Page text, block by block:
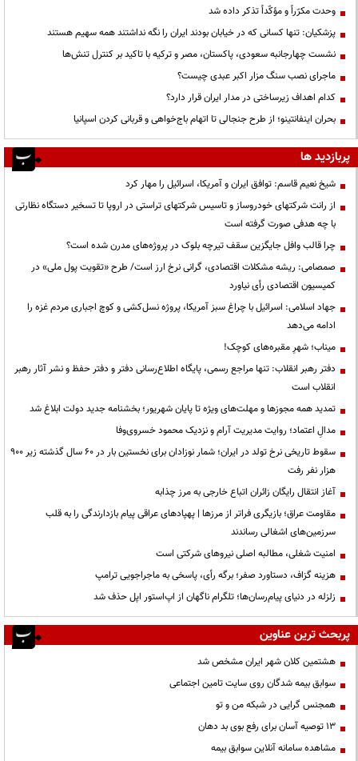
وحدت مکرّراً و مؤکّداً تذکر داده شد
پزشکیان: تنها کسانی که در خیابان بودند ایران را نگه نداشتند همه سهیم هستند
نشست چهارجانبه سعودی، پاکستان، مصر و ترکیه با تاکید بر کنترل تنش‌ها
ماجرای نصب سنگ مزار اکبر عبدی چیست؟
کدام اهداف زیرساختی در مدار ایران قرار دارد؟
بحران اینفانتینو؛ از طرح جنجالی تا اتهام باج‌خواهی و قربانی کردن اسپانیا
پربازدید ها
شیخ نعیم قاسم: توافق ایران و آمریکا، اسرائیل را مهار کرد
از رانت‌ شرکتهای خودروساز و تاسیس شرکتهای تراستی در اروپا تا تسخیر دستگاه نظارتی
با چه هدفی صورت گرفته است
چرا قالب وافل جایگزین سقف تیرچه بلوک در پروژه‌های مدرن شده است؟
صمصامی: ریشه مشکلات اقتصادی، گرانی نرخ ارز است/ طرح «تقویت پول ملی» در
کمیسیون اقتصادی رأی نیاورد
جهاد اسلامی: اسرائیل با چراغ سبز آمریکا، پروژه نسل‌کشی و کوچ اجباری مردم غزه را
ادامه می‌دهد
میناب؛ شهرِ مقبره‌های کوچک!
دفتر رهبر انقلاب: تنها مراجع رسمی، پایگاه اطلاع‌رسانی دفتر و دفتر حفظ و نشر آثار رهبر
انقلاب است
تمدید همه مجوزها و مهلت‌های ویژه تا پایان شهریور؛ بخشنامه جدید دولت ابلاغ شد
مدالِ اعتماد؛ روایت مدیریت آرام و نزدیک محمود خسروی‌وفا
سقوط تاریخی نرخ تولد در ایران؛ شمار نوزادان برای نخستین بار در ۶۰ سال گذشته زیر ۹۰۰
هزار نفر رفت
آغاز انتقال رایگان زائران اتباع خارجی به مرز چذابه
مقاومت عراق؛ بازیگری فراتر از مرزها | پهپادهای عراقی پیام بازدارندگی را به قلب
سرزمین‌های اشغالی رساندند
‌امنیت شغلی، مطالبه اصلی نیروهای شرکتی است
هزینه گزاف، دستاورد صفر؛ برگه رأی، پاسخی به ماجراجویی ترامپ
زلزله در دنیای پیام‌رسان‌ها؛ تلگرام ناگهان از اپ‌استور اپل حذف شد
پربحث ترین عناوین
هشتمین کلان شهر ایران مشخص شد
سوابق بیمه شدگان روی سایت تامین اجتماعی
همجنس گرایی در شبکه من و تو
13 توصیه آسان برای رفع بوی بد دهان
مشاهده سامانه آنلاين سوابق بیمه